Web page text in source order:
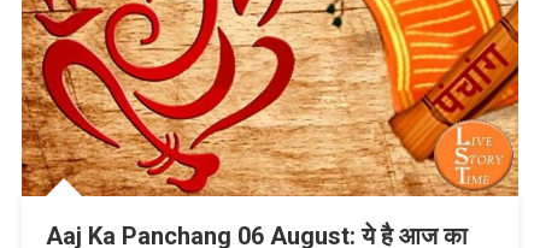
Aaj Ka Panchang 06 August: ये है आज का